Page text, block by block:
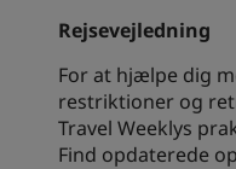
Rejsevejledning
For at hjælpe dig
restriktioner og
Travel Weeklys
Find opdaterede